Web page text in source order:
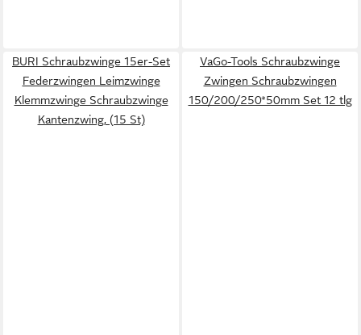
BURI Schraubzwinge 15er-Set
Federzwingen Leimzwinge
Klemmzwinge Schraubzwinge
Kantenzwing, (15 St)
VaGo-Tools Schraubzwinge
Zwingen Schraubzwingen
150/200/250*50mm Set 12 tlg